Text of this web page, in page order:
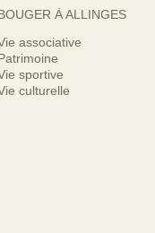
À ALLINGES
associative
sportive
culturelle